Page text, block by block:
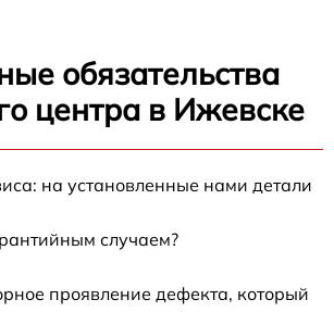
обязательства
центра в Ижевске
на установленные нами детали
случаем?
проявление дефекта, который